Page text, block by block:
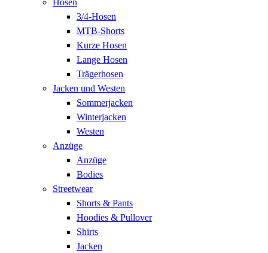
3/4-Hosen
MTB-Shorts
Kurze Hosen
Lange Hosen
Trägerhosen
Jacken und Westen
Sommerjacken
Winterjacken
Westen
Anzüge
Anzüge
Bodies
Streetwear
Shorts & Pants
Hoodies & Pullover
Shirts
Jacken